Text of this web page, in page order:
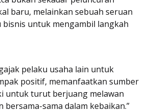
baru, melainkan sebuah seruan
bisnis untuk mengambil langkah
pelaku usaha lain untuk
positif, memanfaatkan sumber
untuk turut berjuang melawan
bersama-sama dalam kebaikan.”